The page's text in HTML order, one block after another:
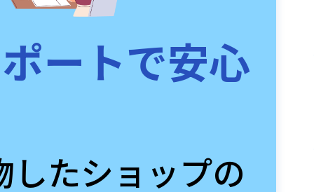
ートで安心
したショップの